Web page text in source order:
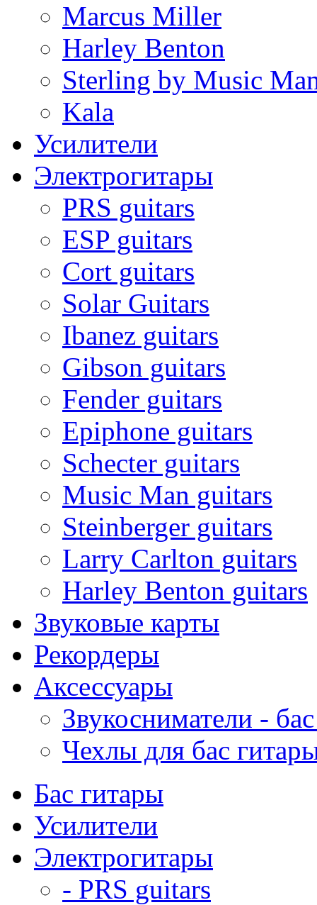
Marcus Miller
Harley Benton
Sterling by Music
Kala
Усилители
Электрогитары
PRS guitars
ESP guitars
Cort guitars
Solar Guitars
Ibanez guitars
Gibson guitars
Fender guitars
Epiphone guitars
Schecter guitars
Music Man guitars
Steinberger guitars
Larry Carlton guitars
Harley Benton guitars
Звуковые карты
Рекордеры
Аксессуары
Звукосниматели -
Чехлы для бас
Бас гитары
Усилители
Электрогитары
- PRS guitars